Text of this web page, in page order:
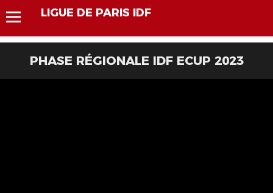
LIGUE DE PARIS IDF
PHASE RÉGIONALE IDF ECUP 2023